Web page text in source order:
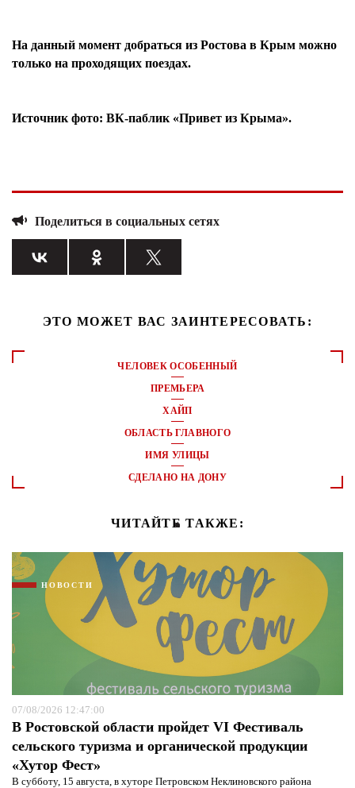
На данный момент добраться из Ростова в Крым можно
только на проходящих поездах.
Источник фото: ВК-паблик «Привет из Крыма».
Поделиться в социальных сетях
ЭТО МОЖЕТ ВАС ЗАИНТЕРЕСОВАТЬ:
ЧЕЛОВЕК ОСОБЕННЫЙ
ПРЕМЬЕРА
ХАЙП
ОБЛАСТЬ ГЛАВНОГО
ИМЯ УЛИЦЫ
СДЕЛАНО НА ДОНУ
ЧИТАЙТЕ ТАКЖЕ:
НОВОСТИ
07/08/2026 12:47:00
В Ростовской области пройдет VI Фестиваль
сельского туризма и органической продукции
«Хутор Фест»
В субботу, 15 августа, в хуторе Петровском Неклиновского района